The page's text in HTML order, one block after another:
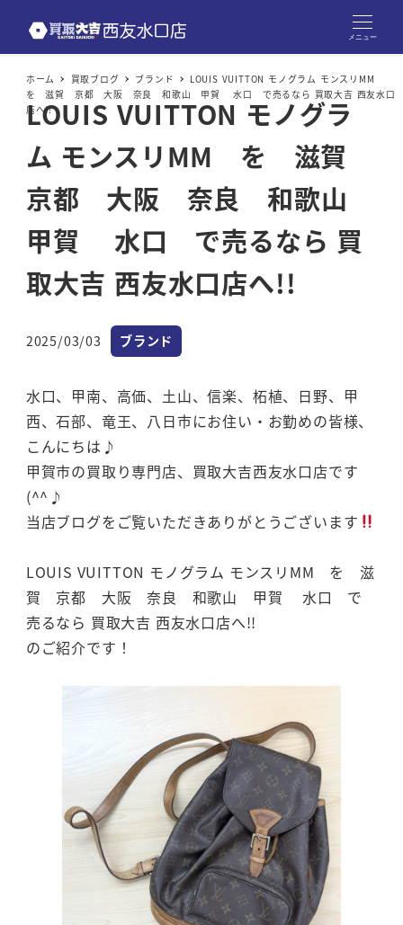
メニュー
ホーム 買取ブログ ブランド
LOUIS VUITTON モノグラム モンスリMM
を 滋賀 京都 大阪 奈良 和歌山 甲賀 水口 で売るなら 買取大吉 西友水口
店へ!!
LOUIS VUITTON モノグラ
ム モンスリMM を 滋賀
京都 大阪 奈良 和歌山
甲賀 水口 で売るなら 買
取大吉 西友水口店へ!!
投稿日
2025/03/03 カテゴリー
ブランド
水口、甲南、高価、土山、信楽、柘植、日野、甲
西、石部、竜王、八日市にお住い・お勤めの皆様、
こんにちは♪
甲賀市の買取り専門店、買取大吉西友水口店です
(^^♪
当店ブログをご覧いただきありがとうございます
LOUIS VUITTON モノグラム モンスリMM を 滋
賀 京都 大阪 奈良 和歌山 甲賀 水口 で
売るなら 買取大吉 西友水口店へ!!
のご紹介です！